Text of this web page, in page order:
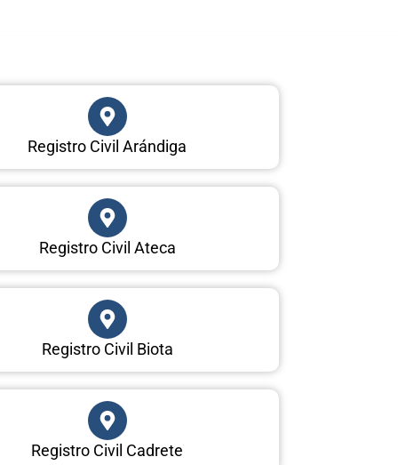
Registro Civil Arándiga
Registro Civil Ateca
Registro Civil Biota
Registro Civil Cadrete